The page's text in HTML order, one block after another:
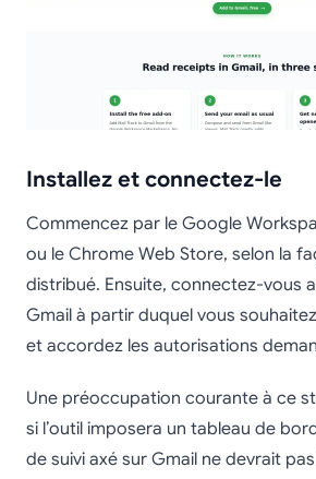
Installez et connectez-le
Commencez par le Google
ou le Chrome Web Store, selon la
distribué. Ensuite, connectez-vous
Gmail à partir duquel vous
et accordez les autorisations
Une préoccupation courante à ce
si l’outil imposera un tableau de
de suivi axé sur Gmail ne devrait